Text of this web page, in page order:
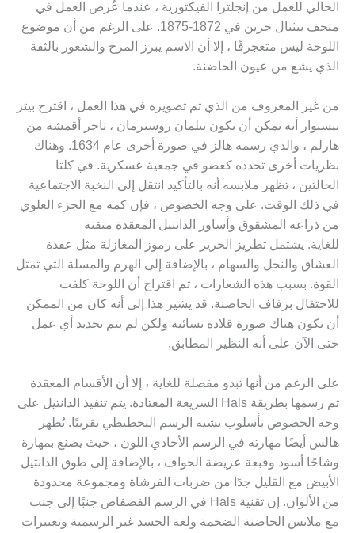
الحالي للعمل من إنجلترا الفيكتورية ، عندما عُرض العمل في
متحف بيثنال جرين في 1872-1875. على الرغم من أن موضوع
اللوحة ليس متعجرفًا ، إلا أن الاسم يبرز المرح والشعور بالثقة
الذي يشع من عيون الحاضنة.
من غير المعروف من الذي تم تصويره في هذا العمل ، اقترح بيتر
بيسبوار أنه يمكن أن يكون تيلمان روسترمان ، تاجر أقمشة من
هارلم ، والذي رسمه هالز في صورة أخرى عام 1634. وهناك
نظريات أخرى تحدده كعضو في جمعية عسكرية. في كلتا
الحالتين ، تظهر ملابسه أنه بالتأكيد انتقل إلى النخبة الاجتماعية
في ذلك الوقت. على وجه الخصوص ، فإن كمه مع الجزء العلوي
من ذراعه المشقوق وأساور الدانتيل المعقدة متقنة
للغاية. يشتمل تطريز الحرير على رموز المغازلة مثل عقدة
العشاق والنحل والسهام ، بالإضافة إلى الهرم والمسلة التي تمثل
القوة. بسبب هذه الشعارات ، تم اقتراح أن اللوحة كلفت
للاحتفال بزفاف الحاضنة. قد يشير هذا إلى أنه كان من الممكن
أن تكون هناك صورة قلادة نسائية ولكن لم يتم تحديد أي عمل
حتى الآن على أنه النظير المطابق.
على الرغم من أنها تبدو مفصلة للغاية ، إلا أن الأقسام المعقدة
تم رسمها بطريقة Hals السريعة المعتادة. يتم تنفيذ الدانتيل على
وجه الخصوص بأسلوب يشبه الرسم التخطيطي تقريبًا. يُظهر
هالس أيضًا مهارته في الرسم الأحادي اللون ، حيث يصنع بمهارة
وشاحًا أسود وقبعة عريضة الحواف ، بالإضافة إلى طوق الدانتيل
الأبيض مع القليل جدًا من ضربات الفرشاة ومجموعة محدودة
من الألوان. إن تقنية Hals في الرسم الفضفاض جنبًا إلى جنب
مع ملابس الحاضنة الضخمة ولغة الجسد غير الرسمية وتعبيرات